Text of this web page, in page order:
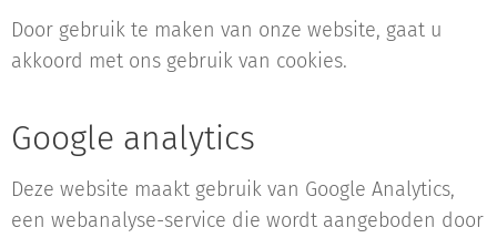
Door gebruik te maken van onze website, gaat u
akkoord met ons gebruik van cookies.
Google analytics
Deze website maakt gebruik van Google Analytics,
een webanalyse-service die wordt aangeboden door